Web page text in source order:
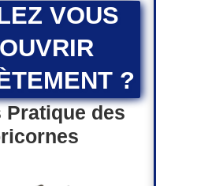
VOUS
?
Pratique des